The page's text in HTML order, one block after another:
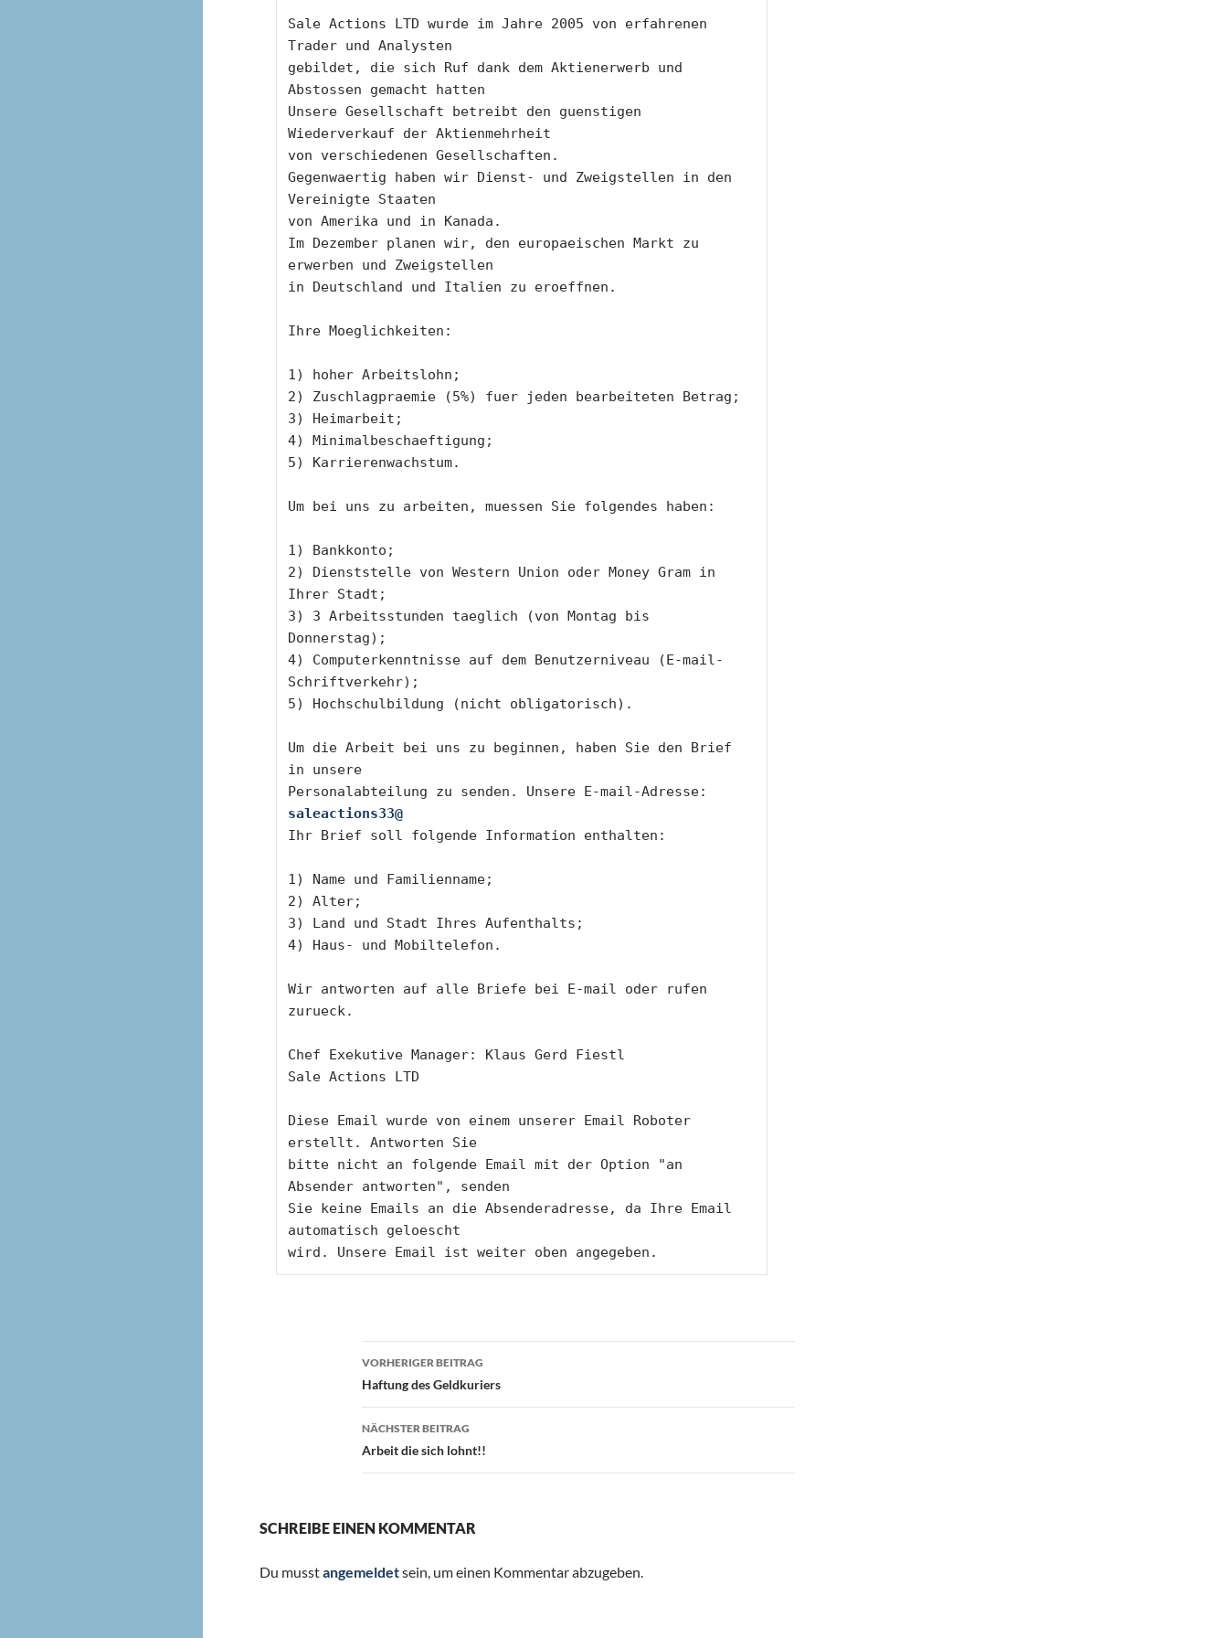
Sale Actions LTD wurde im Jahre 2005 von erfahrenen
Trader und Analysten
gebildet, die sich Ruf dank dem Aktienerwerb und
Abstossen gemacht hatten
Unsere Gesellschaft betreibt den guenstigen
Wiederverkauf der Aktienmehrheit
von verschiedenen Gesellschaften.
Gegenwaertig haben wir Dienst- und Zweigstellen in den
Vereinigte Staaten
von Amerika und in Kanada.
Im Dezember planen wir, den europaeischen Markt zu
erwerben und Zweigstellen
in Deutschland und Italien zu eroeffnen.
Ihre Moeglichkeiten:
1) hoher Arbeitslohn;
2) Zuschlagpraemie (5%) fuer jeden bearbeiteten Betrag;
3) Heimarbeit;
4) Minimalbeschaeftigung;
5) Karrierenwachstum.
Um bei uns zu arbeiten, muessen Sie folgendes haben:
1) Bankkonto;
2) Dienststelle von Western Union oder Money Gram in
Ihrer Stadt;
3) 3 Arbeitsstunden taeglich (von Montag bis
Donnerstag);
4) Computerkenntnisse auf dem Benutzerniveau (E-mail-
Schriftverkehr);
5) Hochschulbildung (nicht obligatorisch).
Um die Arbeit bei uns zu beginnen, haben Sie den Brief
in unsere
saleactions33@
Ihr Brief soll folgende Information enthalten:
1) Name und Familienname;
2) Alter;
3) Land und Stadt Ihres Aufenthalts;
4) Haus- und Mobiltelefon.
Wir antworten auf alle Briefe bei E-mail oder rufen
zurueck.
Chef Exekutive Manager: Klaus Gerd Fiestl
Sale Actions LTD
Diese Email wurde von einem unserer Email Roboter
erstellt. Antworten Sie
bitte nicht an folgende Email mit der Option "an
Absender antworten", senden
Sie keine Emails an die Absenderadresse, da Ihre Email
automatisch geloescht
wird. Unsere Email ist weiter oben angegeben.
Beitragsnavigation
VORHERIGER BEITRAG
Haftung des Geldkuriers
NÄCHSTER BEITRAG
Arbeit die sich lohnt!!
SCHREIBE EINEN KOMMENTAR
Du musstangemeldetsein, um einen Kommentar abzugeben.